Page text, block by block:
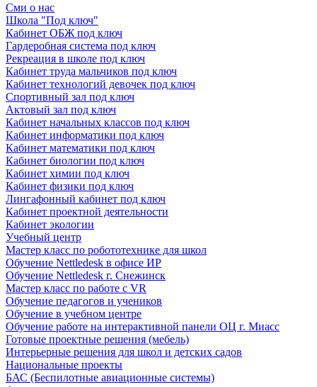
Сми о нас
Школа "Под ключ"
Кабинет ОБЖ под ключ
Гардеробная система под ключ
Рекреация в школе под ключ
Кабинет труда мальчиков под ключ
Кабинет технологий девочек под ключ
Спортивный зал под ключ
Актовый зал под ключ
Кабинет начальных классов под ключ
Кабинет информатики под ключ
Кабинет математики под ключ
Кабинет биологии под ключ
Кабинет химии под ключ
Кабинет физики под ключ
Лингафонный кабинет под ключ
Кабинет проектной деятельности
Кабинет экологии
Учебный центр
Мастер класс по робототехнике для школ
Обучение Nettledesk в офисе ИР
Обучение Nettledesk г. Снежинск
Мастер класс по работе с VR
Обучение педагогов и учеников
Обучение в учебном центре
Обучение работе на интерактивной панели ОЦ г. Миасс
Готовые проектные решения (мебель)
Интерьерные решения для школ и детских садов
Национальные проекты
БАС (Беспилотные авиационные системы)